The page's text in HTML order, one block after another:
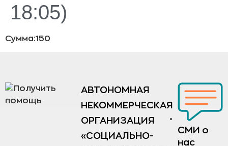
18:05)
Сумма:150
АВТОНОМНАЯ
НЕКОММЕРЧЕСКАЯ
ОРГАНИЗАЦИЯ
«СОЦИАЛЬНО-
СМИ о
нас